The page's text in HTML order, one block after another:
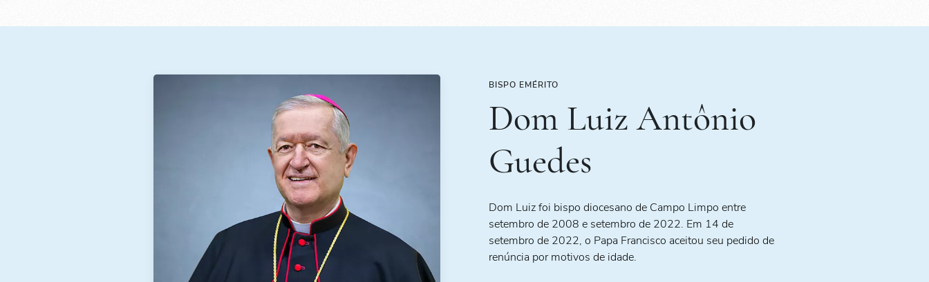
BISPO EMÉRITO
Dom Luiz Antônio
Guedes
Dom Luiz foi bispo diocesano de Campo Limpo entre
setembro de 2008 e setembro de 2022. Em 14 de
setembro de 2022, o Papa Francisco aceitou seu pedido de
renúncia por motivos de idade.